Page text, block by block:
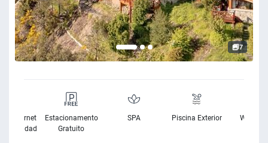
7
a Internet
Velocidad
Estacionamento
Gratuito
SPA Piscina Exterior Wifi